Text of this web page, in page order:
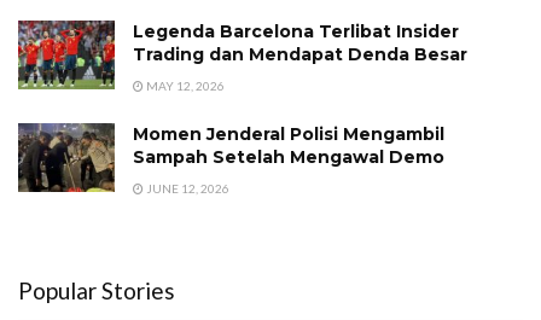
Legenda Barcelona Terlibat Insider
Trading dan Mendapat Denda Besar
MAY 12, 2026
Momen Jenderal Polisi Mengambil
Sampah Setelah Mengawal Demo
JUNE 12, 2026
Popular Stories